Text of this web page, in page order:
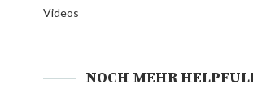
Videos
NOCH MEHR